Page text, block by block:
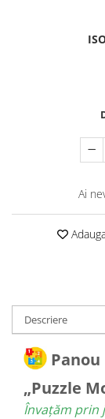
Ai
Descriere
„Puzzle
Învațăm prin